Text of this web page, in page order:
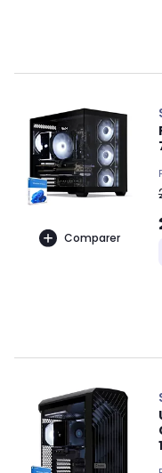
Comparer
1